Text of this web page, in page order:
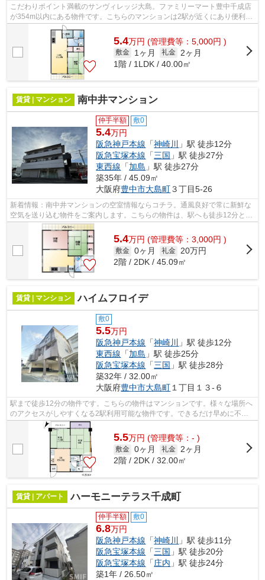
こだわりポイント満載のサンヴィレッジ大島。ファミリーマート豊中千成店
が354m以内にある物件です。こちらのマンションは2駅が近くにあり便利で
す。防犯対策もバッチリなマンションタ...
5.4万円 (管理費等：5,000円 )
敷金 1ヶ月 礼金
2ヶ月
1階 / 1LDK / 40.00㎡
賃貸 | マンション 南中井マンション
仲手半額 敷0
5.4万円
阪急神戸本線 「神崎川
」駅 徒歩12分
阪急宝塚本線 「三国 」駅 徒歩27分
東西線 「加島 」駅 徒歩27分
築35年 / 45.09㎡
大阪府豊中市大島町３丁目5-26
新着情報：南中井マンションの空室情報ならコチラ。通風良好で常に新鮮な
空気を送り込む物件をご案内します。こちらの物件は、駅へも徒歩12分と歩
いてアクセスできます。こちらの物件...
5.4万円 (管理費等：3,000円 )
敷金 0ヶ月 礼金 20万円
2階 / 2DK / 45.09㎡
賃貸 | マンション ハイムフロイデ
敷0
5.5万円
阪急神戸本線 「神崎川
」駅 徒歩12分
東西線 「加島 」駅 徒歩25分
阪急宝塚本線 「三国 」駅 徒歩28分
築32年 / 32.00㎡
大阪府豊中市大島町 １丁目１３-６
駅まで徒歩12分の物件です。こちらの物件はマンションです。様々な場所へ
のアクセスがしやすくなる2駅利用可能な物件です。できるだけ早めに不動
産情報を集めたい方は当社スタッフまで...
5.5万円 (管理費等：- )
敷金 0ヶ月 礼金 2ヶ月
2階 / 2DK / 32.00㎡
賃貸 | アパート ハーモニーテラス千成町
仲手半額 敷0
6.8万円
阪急神戸本線 「神崎川
」駅 徒歩11分
阪急宝塚本線 「三国 」駅 徒歩20分
阪急宝塚本線 「庄内 」駅 徒歩24分
築1年 / 26.50㎡